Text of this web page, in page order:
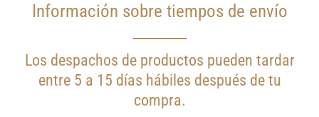
Información sobre tiempos de envío
Los despachos de productos pueden tardar
entre 5 a 15 días hábiles después de tu
compra.